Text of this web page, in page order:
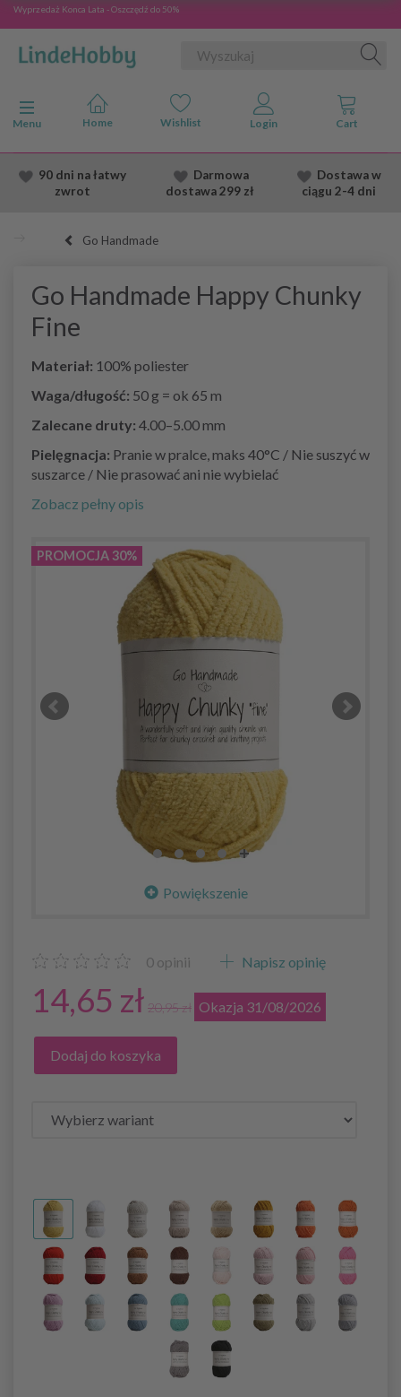
Wyprzedaż Konca Lata - Oszczędź do 50%
Przełącz nawigację
Menu
90 dni na łatwy
zwrot
Darmowa
dostawa299 zł
Dostawaw
ciągu 2-4 dni
Go Handmade
Go Handmade Happy Chunky
Fine
Materiał: 100% poliester
Waga/długość: 50 g = ok 65 m
Zalecane druty: 4.00–5.00 mm
Pielęgnacja: Pranie w pralce, maks 40°C / Nie suszyć w
suszarce / Nie prasować ani nie wybielać
Zobacz pełny opis
PROMOCJA 30%
Powiększenie
0 opinii Napisz opinię
14,65 zł 20,95 zł Okazja 31/08/2026
Dodaj do koszyka